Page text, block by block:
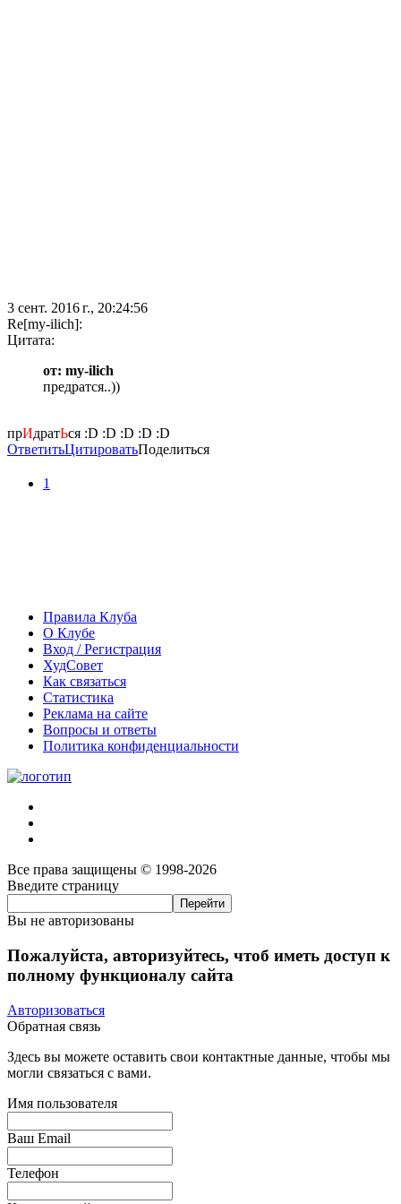
3 сент. 2016 г., 20:24:56
Re[my-ilich]:
Цитата:
от: my-ilich
предратся..))
прИдратЬся :D :D :D :D :D
ОтветитьЦитироватьПоделиться
1
Правила Клуба
О Клубе
Вход / Регистрация
ХудСовет
Как связаться
Статистика
Реклама на сайте
Вопросы и ответы
Политика конфиденциальности
Все права защищены © 1998-2026
Введите страницу
Вы не авторизованы
Пожалуйста, авторизуйтесь, чтоб иметь доступ к
полному функционалу сайта
Авторизоваться
Обратная связь
Здесь вы можете оставить свои контактные данные, чтобы мы
могли связаться с вами.
Имя пользователя
Ваш Email
Телефон